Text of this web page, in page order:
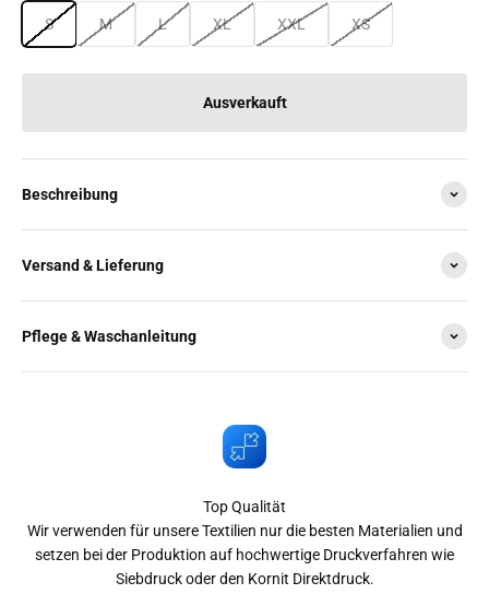
S M L XL XXL XS
Ausverkauft
Beschreibung
Versand & Lieferung
Pflege & Waschanleitung
Top Qualität
Wir verwenden für unsere Textilien nur die besten Materialien und
setzen bei der Produktion auf hochwertige Druckverfahren wie
Siebdruck oder den Kornit Direktdruck.